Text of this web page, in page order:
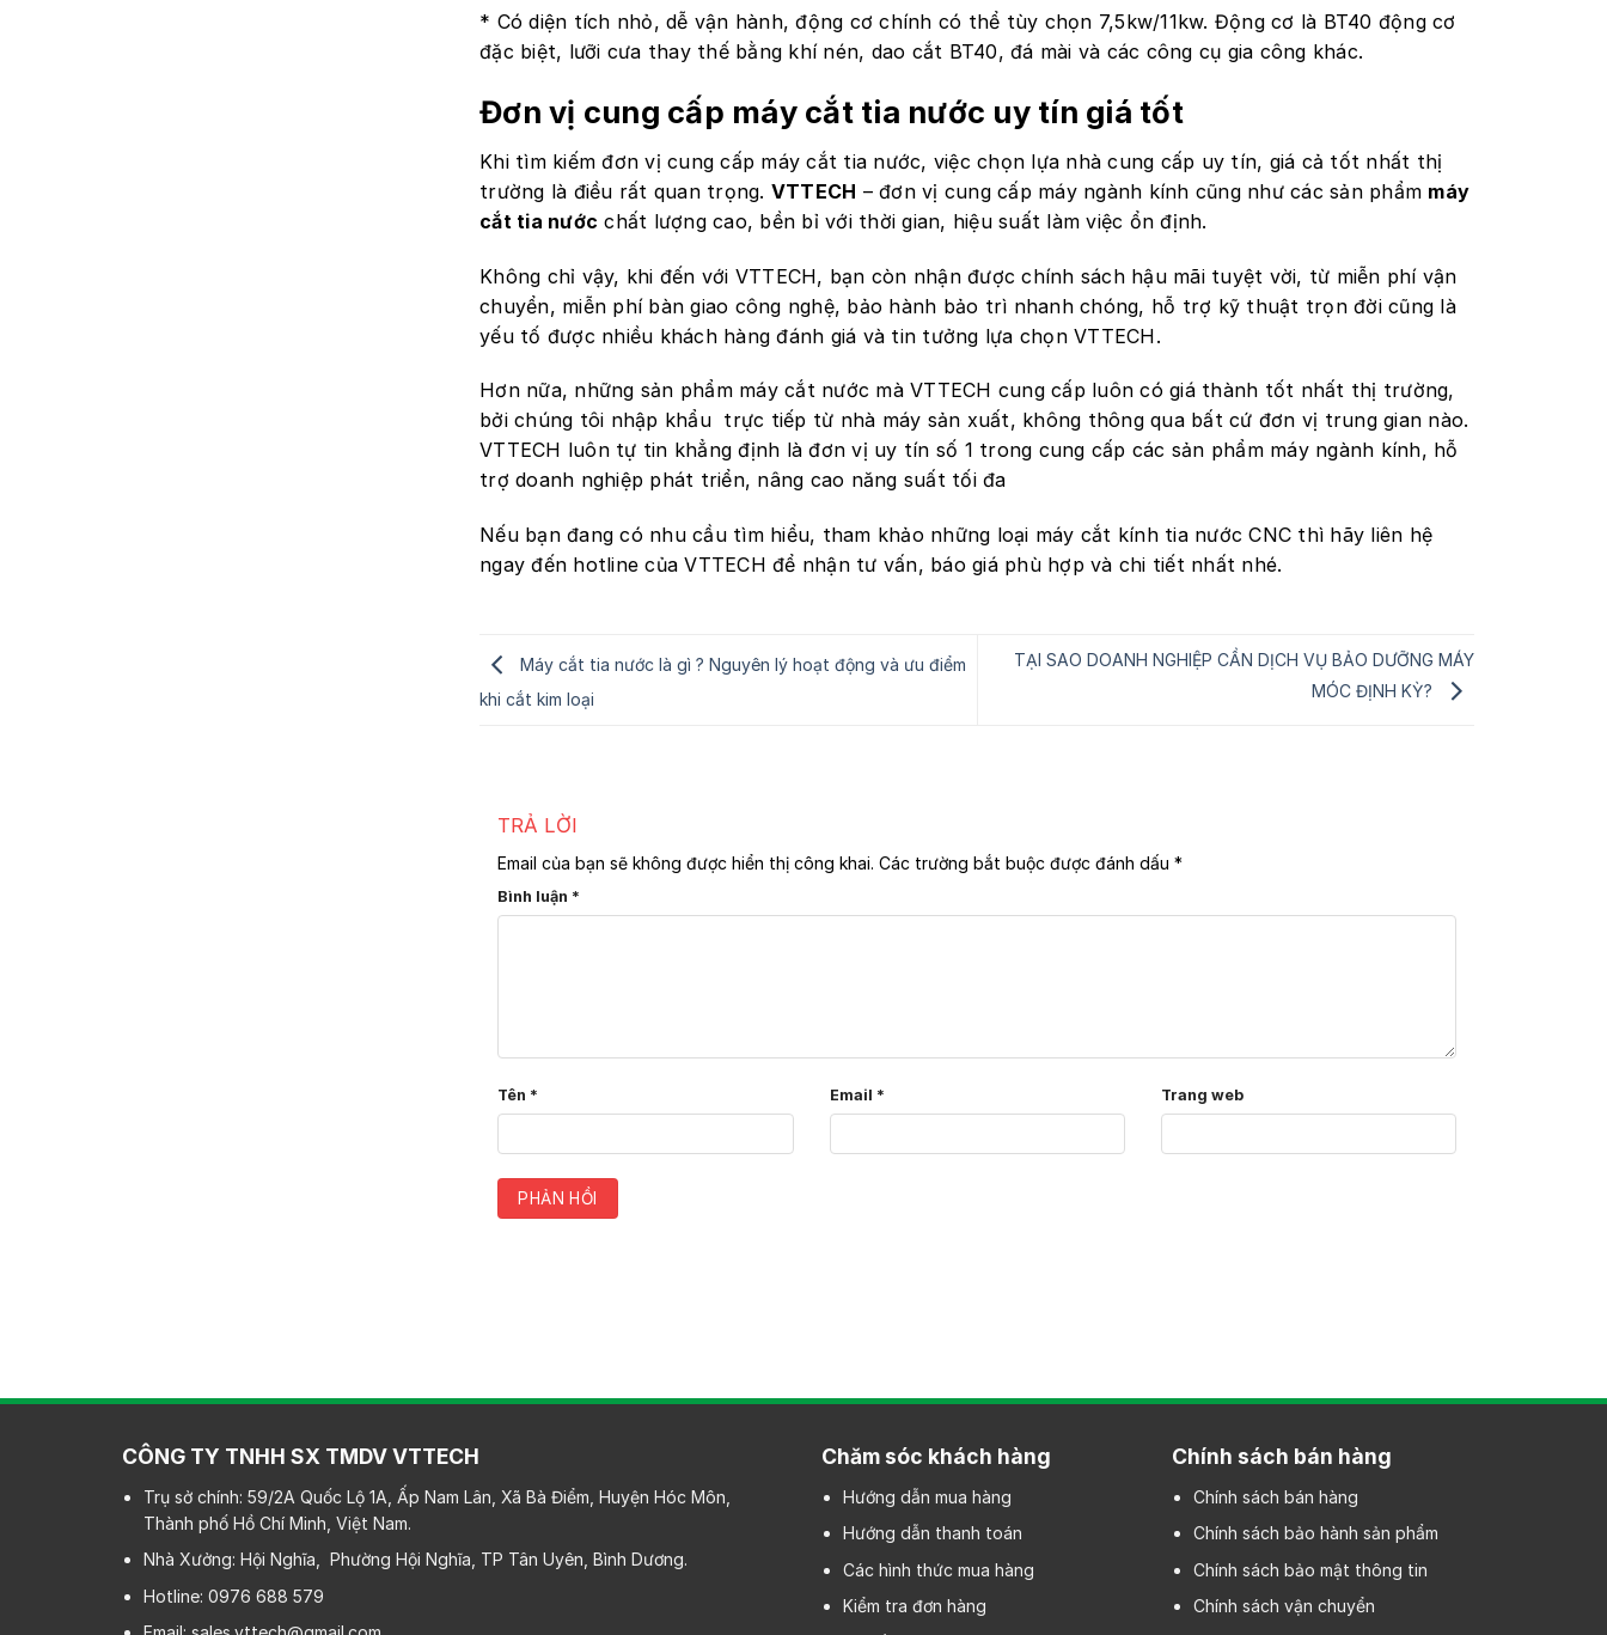
* Có diện tích nhỏ, dễ vận hành, động cơ chính có thể tùy chọn 7,5kw/11kw. Động cơ là BT40 động cơ
đặc biệt, lưỡi cưa thay thế bằng khí nén, dao cắt BT40, đá mài và các công cụ gia công khác.
Đơn vị cung cấp máy cắt tia nước uy tín giá tốt
Khi tìm kiếm đơn vị cung cấp máy cắt tia nước, việc chọn lựa nhà cung cấp uy tín, giá cả tốt nhất thị
trường là điều rất quan trọng. VTTECH – đơn vị cung cấp máy ngành kính cũng như các sản phẩm máy
cắt tia nước chất lượng cao, bền bỉ với thời gian, hiệu suất làm việc ổn định.
Không chỉ vậy, khi đến với VTTECH, bạn còn nhận được chính sách hậu mãi tuyệt vời, từ miễn phí vận
chuyển, miễn phí bàn giao công nghệ, bảo hành bảo trì nhanh chóng, hỗ trợ kỹ thuật trọn đời cũng là
yếu tố được nhiều khách hàng đánh giá và tin tưởng lựa chọn VTTECH.
Hơn nữa, những sản phẩm máy cắt nước mà VTTECH cung cấp luôn có giá thành tốt nhất thị trường,
bởi chúng tôi nhập khẩu trực tiếp từ nhà máy sản xuất, không thông qua bất cứ đơn vị trung gian nào.
VTTECH luôn tự tin khẳng định là đơn vị uy tín số 1 trong cung cấp các sản phẩm máy ngành kính, hỗ
trợ doanh nghiệp phát triển, nâng cao năng suất tối đa
Nếu bạn đang có nhu cầu tìm hiểu, tham khảo những loại máy cắt kính tia nước CNC thì hãy liên hệ
ngay đến hotline của VTTECH để nhận tư vấn, báo giá phù hợp và chi tiết nhất nhé.
Máy cắt tia nước là gì ? Nguyên lý hoạt động và ưu điểm
khi cắt kim loại
TẠI SAO DOANH NGHIỆP CẦN DỊCH VỤ BẢO DƯỠNG MÁY
MÓC ĐỊNH KỲ?
TRẢ LỜI
Email của bạn sẽ không được hiển thị công khai. Các trường bắt buộc được đánh dấu*
Bình luận *
Tên * Email * Trang web
CÔNG TY TNHH SX TMDV VTTECH
Trụ sở chính: 59/2A Quốc Lộ 1A, Ấp Nam Lân, Xã Bà Điểm, Huyện Hóc Môn,
Thành phố Hồ Chí Minh, Việt Nam.
Nhà Xưởng: Hội Nghĩa, Phường Hội Nghĩa, TP Tân Uyên, Bình Dương.
Hotline: 0976 688 579
Chăm sóc khách hàng
Hướng dẫn mua hàng
Hướng dẫn thanh toán
Các hình thức mua hàng
Kiểm tra đơn hàng
Chính sách bán hàng
Chính sách bán hàng
Chính sách bảo hành sản phẩm
Chính sách bảo mật thông tin
Chính sách vận chuyển